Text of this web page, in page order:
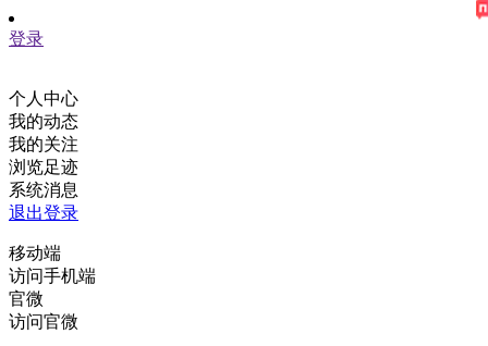
登录
个人中心
我的动态
我的关注
浏览足迹
系统消息
退出登录
移动端
访问手机端
官微
访问官微